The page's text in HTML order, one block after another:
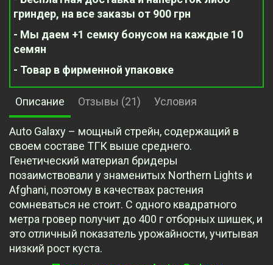
гриндер, на все заказы от 900 грн
- Мы даем +1 семку бонусом на каждые 10
семян
- Товар в фирменной упаковке
Описание Отзывы (21) Условия
Auto Galaxy – мощный стрейн, содержащий в
своем составе ТГК выше среднего.
Генетический материал бридеры
позаимствовали у знаменитых Northern Lights и
Afghani, поэтому в качествах растения
сомневаться не стоит. С одного квадратного
метра гровер получит до 400 г отборных шишек, и
это отличный показатель урожайности, учитывая
низкий рост куста.